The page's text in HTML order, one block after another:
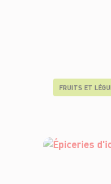
FRUITS ET